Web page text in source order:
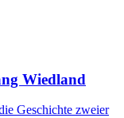
Wiedland
Geschichte zweier